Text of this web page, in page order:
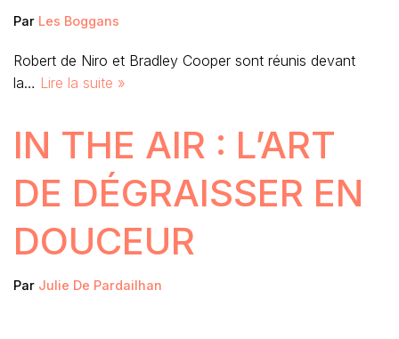
Par Les Boggans
Robert de Niro et Bradley Cooper sont réunis devant
la… Lire la suite »
IN THE AIR : L’ART
DE DÉGRAISSER EN
DOUCEUR
Par Julie De Pardailhan